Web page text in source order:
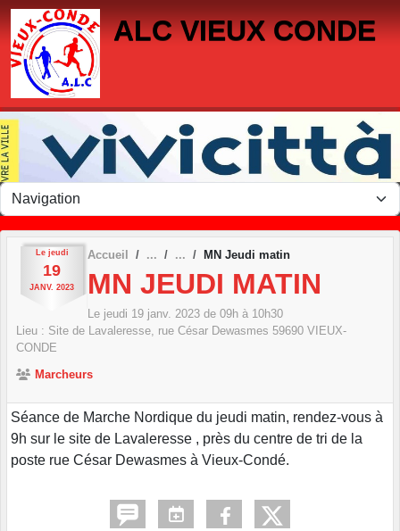
ALC VIEUX CONDE
Le jeudi
19
JANV. 2023
Accueil MN Jeudi matin
MN JEUDI MATIN
Le jeudi 19 janv. 2023 de 09h à 10h30
Lieu : Site de Lavaleresse, rue César Dewasmes 59690 VIEUX-
CONDE
Marcheurs
Séance de Marche Nordique du jeudi matin, rendez-vous à
9h sur le site de Lavaleresse , près du centre de tri de la
poste rue César Dewasmes à Vieux-Condé.
Panneau de gestion des cookies